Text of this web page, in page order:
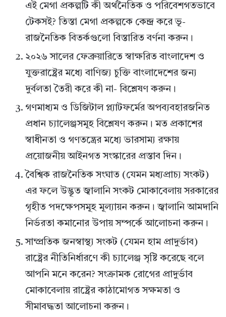
এই মেগা প্রকল্পটি কী অর্থনৈতিক ও পরিবেশগতভাবে
টেকসই? তিস্তা মেগা প্রকল্পকে কেন্দ্র করে ভূ-
রাজনৈতিক বিতর্কগুলো বিস্তারিত বর্ণনা করুন।
২০২৬ সালের ফেব্রুয়ারিতে স্বাক্ষরিত বাংলাদেশ ও
যুক্তরাষ্ট্রের মধ্যে বাণিজ্য চুক্তি বাংলাদেশের জন্য
দুর্বলতা তৈরী করে কী না- বিশ্লেষণ করুন।
গণমাধ্যম ও ডিজিটাল প্ল্যাটফর্মের অপব্যবহারজনিত
প্রধান চ্যালেঞ্জসমূহ বিশ্লেষণ করুন। মত প্রকাশের
স্বাধীনতা ও গণতন্ত্রের মধ্যে ভারসাম্য রক্ষায়
প্রয়োজনীয় আইনগত সংস্কারের প্রস্তাব দিন।
বৈশ্বিক রাজনৈতিক সংঘাত (যেমন মধ্যপ্রাচ্য সংকট)
এর ফলে উদ্ভূত জ্বালানি সংকট মোকাবেলায় সরকারের
গৃহীত পদক্ষেপসমূহ মূল্যায়ন করুন। জ্বালানি আমদানি
নির্ভরতা কমানোর উপায় সম্পর্কে আলোচনা করুন।
সাম্প্রতিক জনস্বাস্থ্য সংকট (যেমন হাম প্রাদুর্ভাব)
রাষ্ট্রের নীতিনির্ধারণে কী চ্যালেঞ্জ সৃষ্টি করেছে বলে
আপনি মনে করেন? সংক্রামক রোগের প্রাদুর্ভাব
মোকাবেলায় রাষ্ট্রের কাঠামোগত সক্ষমতা ও
সীমাবদ্ধতা আলোচনা করুন।